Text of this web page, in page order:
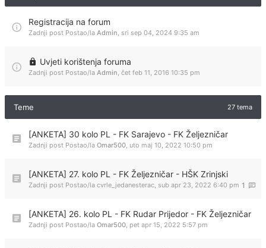
Registracija na forum
Zadnji post Postao/la Admin, sri sep 04, 2024 9:35 am
Uvjeti korištenja foruma
Zadnji post Postao/la Admin, čet feb 11, 2016 10:35 pm
Teme 27 tema
[ANKETA] 30 kolo PL - FK Sarajevo - FK Željezničar
Zadnji post Postao/la Omar500, uto maj 10, 2022 10:50 pm
[ANKETA] 27. kolo PL - FK Željezničar - HŠK Zrinjski
1
Zadnji post Postao/la cvrle_jedanesterac, sub apr 23, 2022 6:40 pm
[ANKETA] 26. kolo PL - FK Rudar Prijedor - FK Željezničar
Zadnji post Postao/la Omar500, pet apr 15, 2022 5:57 pm